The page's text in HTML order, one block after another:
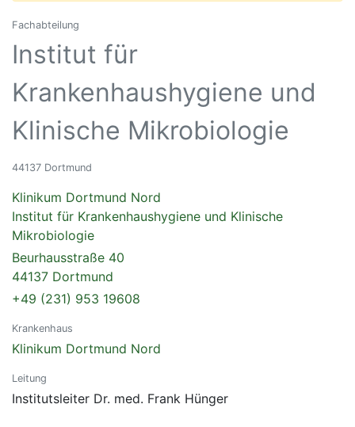
Fachabteilung
Institut für
Krankenhaushygiene und
Klinische Mikrobiologie
44137 Dortmund
Klinikum Dortmund Nord
Institut für Krankenhaushygiene und Klinische
Mikrobiologie
Beurhausstraße 40
44137 Dortmund
+49 (231) 953 19608
Krankenhaus
Klinikum Dortmund Nord
Leitung
Institutsleiter Dr. med. Frank Hünger